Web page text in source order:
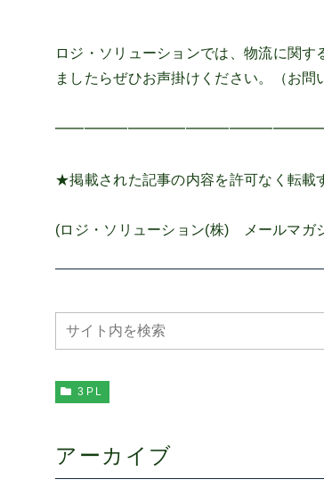
ロジ・ソリューションでは、物流に関
ましたらぜひお声掛けください。（お問
★掲載された記事の内容を許可なく転載
(ロジ・ソリューション(株) メールマガ
3PL
アーカイブ